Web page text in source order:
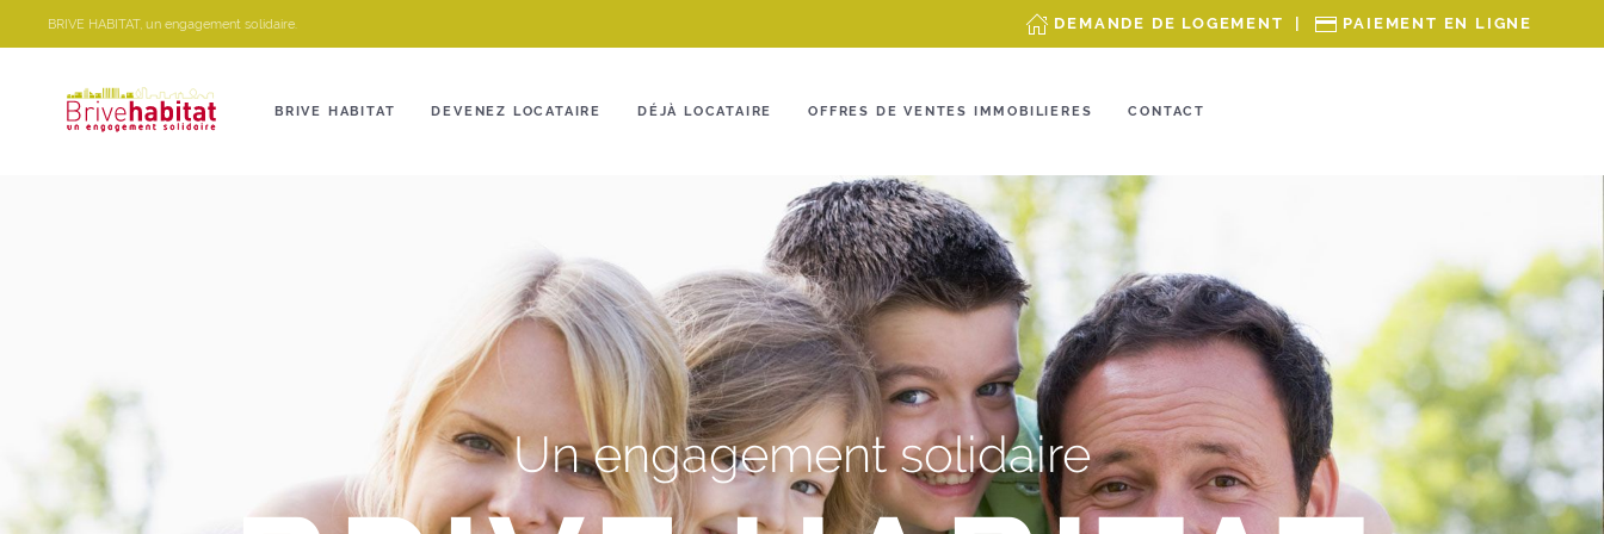
BRIVE HABITAT, un engagement solidaire. DEMANDE DE LOGEMENT PAIEMENT EN LIGNE
BRIVE HABITAT DEVENEZ LOCATAIRE DÉJÀ LOCATAIRE OFFRES DE VENTES IMMOBILIERES CONTACT
Un engagement solidaire
Panneau de gestion des cookies